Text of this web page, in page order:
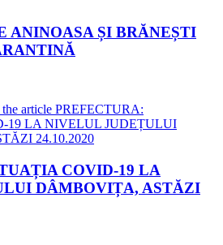
ANINOASA ȘI BRĂNEȘTI
COVID-19 LA
DÂMBOVIȚA, ASTĂZI